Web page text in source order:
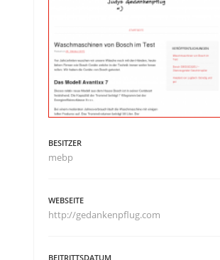
BESITZER
mebp
WEBSEITE
http://gedankenpflug.com
BEITRITTSDATUM